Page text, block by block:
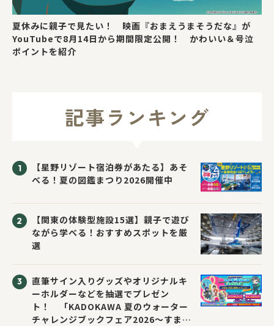
夏休みに親子で見たい！ 映画『おまえうまそうだな』が
YouTubeで8月14日から期間限定公開！ かわいい＆号泣
ポイントを紹介
記事ランキング
【星野リゾート宿泊券があたる】あそ
べる！夏の図鑑まつり2026開催中
【関東の体験型施設15選】親子で遊び
ながら学べる！おすすめスポットを厳
選
直筆サイン入りグッズやオリジナルキ
ーホルダーなどを抽選でプレゼン
ト！ 「KADOKAWA 夏のウォーター
チャレンジブックフェア2026～すまな